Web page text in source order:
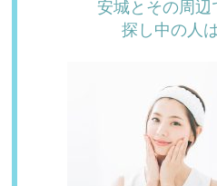
安城とその周辺
探し中の人